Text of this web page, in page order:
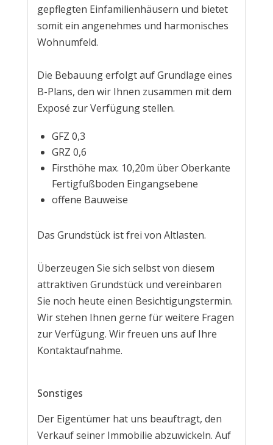
gepflegten Einfamilienhäusern und bietet
somit ein angenehmes und harmonisches
Wohnumfeld.
Die Bebauung erfolgt auf Grundlage eines
B-Plans, den wir Ihnen zusammen mit dem
Exposé zur Verfügung stellen.
GFZ 0,3
GRZ 0,6
Firsthöhe max. 10,20m über Oberkante
Fertigfußboden Eingangsebene
offene Bauweise
Das Grundstück ist frei von Altlasten.
Überzeugen Sie sich selbst von diesem
attraktiven Grundstück und vereinbaren
Sie noch heute einen Besichtigungstermin.
Wir stehen Ihnen gerne für weitere Fragen
zur Verfügung. Wir freuen uns auf Ihre
Kontaktaufnahme.
Sonstiges
Der Eigentümer hat uns beauftragt, den
Verkauf seiner Immobilie abzuwickeln. Auf